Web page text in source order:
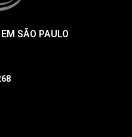
SÃO PAULO